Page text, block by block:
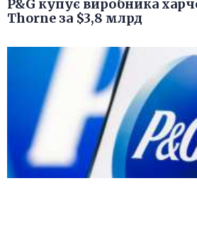
P&G купує виробника
Thorne за $3,8 млрд